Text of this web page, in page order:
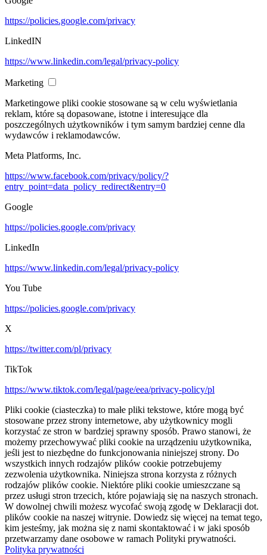
https://policies.google.com/privacy
LinkedIN
https://www.linkedin.com/legal/privacy-policy
Marketing
Marketingowe pliki cookie stosowane są w celu wyświetlania
reklam, które są dopasowane, istotne i interesujące dla
poszczególnych użytkowników i tym samym bardziej cenne dla
wydawców i reklamodawców.
Meta Platforms, Inc.
https://www.facebook.com/privacy/policy/?
entry_point=data_policy_redirect&entry=0
Google
https://policies.google.com/privacy
LinkedIn
https://www.linkedin.com/legal/privacy-policy
You Tube
https://policies.google.com/privacy
X
https://twitter.com/pl/privacy
TikTok
https://www.tiktok.com/legal/page/eea/privacy-policy/pl
Pliki cookie (ciasteczka) to małe pliki tekstowe, które mogą być
stosowane przez strony internetowe, aby użytkownicy mogli
korzystać ze stron w bardziej sprawny sposób. Prawo stanowi, że
możemy przechowywać pliki cookie na urządzeniu użytkownika,
jeśli jest to niezbędne do funkcjonowania niniejszej strony. Do
wszystkich innych rodzajów plików cookie potrzebujemy
zezwolenia użytkownika. Niniejsza strona korzysta z różnych
rodzajów plików cookie. Niektóre pliki cookie umieszczane są
przez usługi stron trzecich, które pojawiają się na naszych stronach.
W dowolnej chwili możesz wycofać swoją zgodę w Deklaracji dot.
plików cookie na naszej witrynie. Dowiedz się więcej na temat tego,
kim jesteśmy, jak można się z nami skontaktować i w jaki sposób
przetwarzamy dane osobowe w ramach Polityki prywatności.
Polityka prywatności